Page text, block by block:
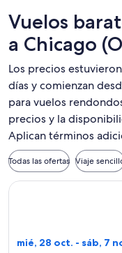
Vuelos
a Chicago
Los precios
días y comienzan
para vuelos
precios y la
Aplican términos
Todas las ofertas Viaje
mié, 28 oct. - sáb, 7
Seleccionar vuelo de